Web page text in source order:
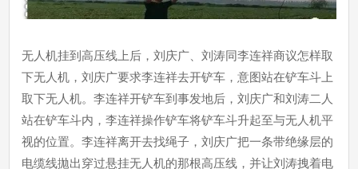
无人机挂到高压线上后，刘庆广、刘涛同李连祥商议怎样取
下无人机，刘庆广要求李连祥去开铲车，意图站在铲车斗上
取下无人机。李连祥开铲车到事发地后，刘庆广和刘涛二人
站在铲车斗内，李连祥操作铲车将铲车斗升起至与无人机平
视的位置。李连祥离开去找绳子，刘庆广把一条带绝缘层的
电缆线拋出穿过悬挂无人机的那根高压线，并让刘涛拽着电